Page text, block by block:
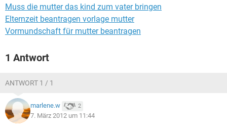
Muss die mutter das kind zum vater bringen
Elternzeit beantragen vorlage mutter
Vormundschaft für mutter beantragen
1 Antwort
ANTWORT 1 / 1
marlene.w 2
7. März 2012 um 11:44